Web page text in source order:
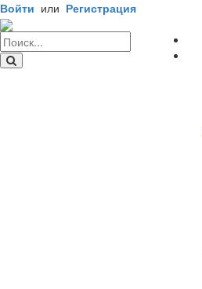
Войти или Регистрация